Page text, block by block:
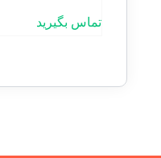
تماس بگیرید